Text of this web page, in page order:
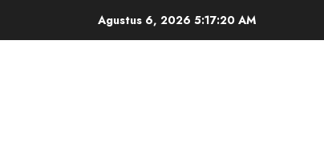
Agustus 6, 2026 5:17:20 AM